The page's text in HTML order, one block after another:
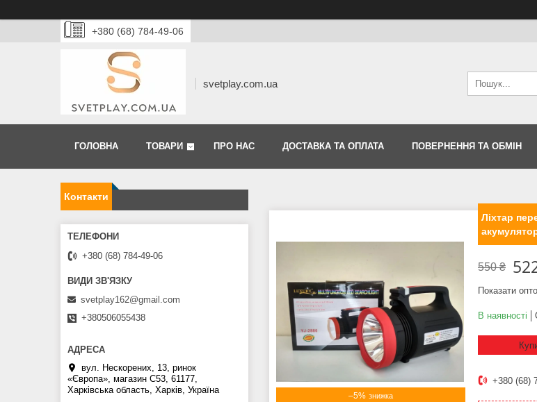
+380 (68) 784-49-06
svetplay.com.ua
ГОЛОВНА ТОВАРИ ПРО НАС ДОСТАВКА ТА ОПЛАТА ПОВЕРНЕННЯ ТА ОБМІН
–5%
Ліхтар
550 ₴
Показати
В наявності
+380 (68)
Контакти
+380 (68) 784-49-06
svetplay162@gmail.com
+380506055438
вул. Нескорених, 13, ринок
«Європа», магазин С53, 61177,
Харківська область, Харків, Україна